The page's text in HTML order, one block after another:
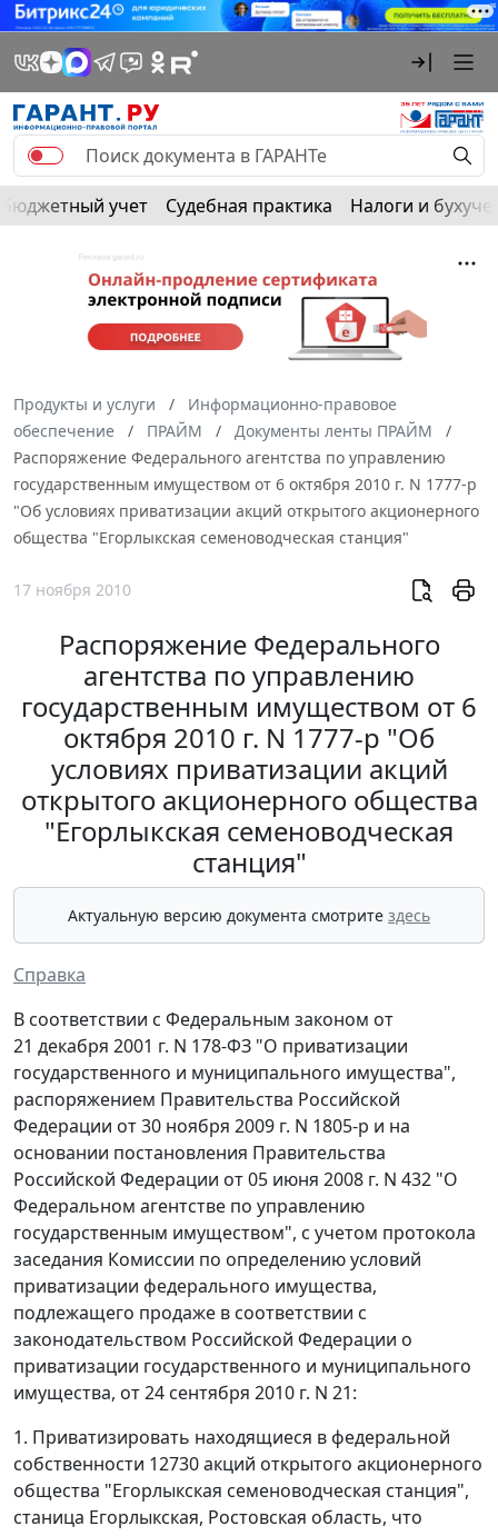
Бюджетный учет Судебная практика Налоги и
Продукты и услуги
Информационно-правовое
обеспечение
ПРАЙМ
Документы ленты ПРАЙМ
Распоряжение Федерального агентства по управлению
государственным имуществом от 6 октября 2010 г. N 1777-р
"Об условиях приватизации акций открытого акционерного
общества "Егорлыкская семеноводческая станция"
17 ноября 2010
Распоряжение Федерального
агентства по управлению
государственным имуществом от 6
октября 2010 г. N 1777-р "Об
условиях приватизации акций
открытого акционерного общества
"Егорлыкская семеноводческая
станция"
Актуальную версию документа смотрите здесь
Справка
В соответствии с Федеральным законом от
21 декабря 2001 г. N 178-ФЗ "О приватизации
государственного и муниципального имущества",
распоряжением Правительства Российской
Федерации от 30 ноября 2009 г. N 1805-р и на
основании постановления Правительства
Российской Федерации от 05 июня 2008 г. N 432 "О
Федеральном агентстве по управлению
государственным имуществом", с учетом протокола
заседания Комиссии по определению условий
приватизации федерального имущества,
подлежащего продаже в соответствии с
законодательством Российской Федерации о
приватизации государственного и муниципального
имущества, от 24 сентября 2010 г. N 21:
1. Приватизировать находящиеся в федеральной
собственности 12730 акций открытого акционерного
общества "Егорлыкская семеноводческая станция",
станица Егорлыкская, Ростовская область, что